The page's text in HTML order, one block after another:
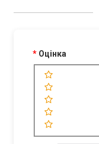
Оцінка